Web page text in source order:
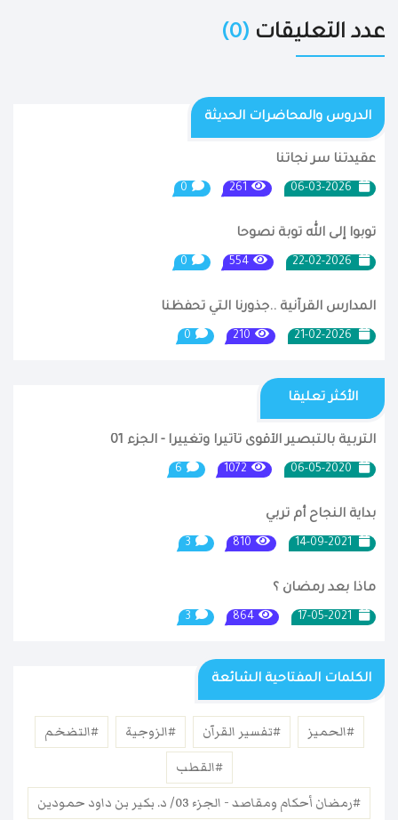
عدد التعليقات (0)
الدروس والمحاضرات الحديثة
عقيدتنا سر نجاتنا
261
0
توبوا إلى الله توبة نصوحا
554
0
المدارس القرآنية ..جذورنا التي تحفظنا
210
0
الأكثر تعليقا
التربية بالتبصير الأقوى تأثيرا وتغييرا - الجزء 01
1072
6
بداية النجاح أم تربي
810
3
ماذا بعد رمضان ؟
864
3
الكلمات المفتاحية الشائعة
#الحميز #تفسير القرآن #الزوجية
#التضخم
#القطب
#رمضان أحكام ومقاصد - الجزء 03/ د. بكير بن داود حمودين